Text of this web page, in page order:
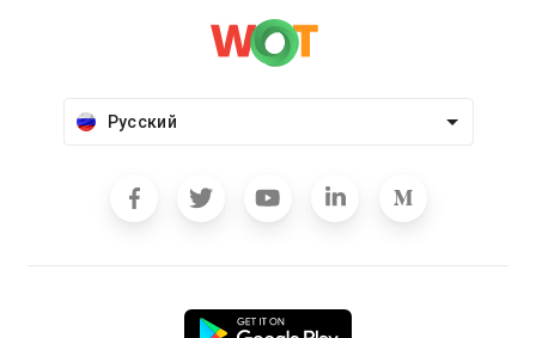
Русский